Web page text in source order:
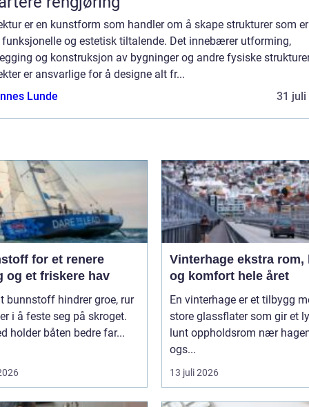
er en kunstform som handler om å skape strukturer som er
funksjonelle og estetisk tiltalende. Det innebærer utforming,
og konstruksjon av bygninger og andre fysiske
er ansvarlige for å designe alt fr...
Lunde
31 juli
for et renere
og et friskere hav
bunnstoff hindrer groe, rur
i å feste seg på skroget.
holder båten bedre far...
Vinterhage ekstra rom, lys
og komfort hele året
En vinterhage er et tilbygg
store glassflater som gir et
lunt oppholdsrom nær
ogs...
13 juli 2026